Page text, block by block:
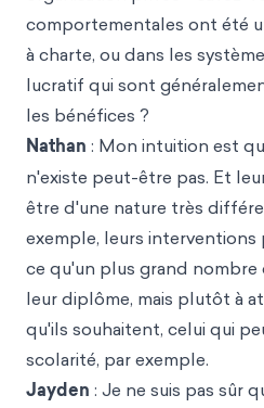
comportementales ont été
à charte, ou dans les
lucratif qui sont
les bénéfices ?
Nathan : Mon intuition est
n'existe peut-être pas. Et
être d'une nature très
exemple, leurs interventions
ce qu'un plus grand
leur diplôme, mais plutôt à
qu'ils souhaitent, celui qui
scolarité, par exemple.
Jayden : Je ne suis pas sûr